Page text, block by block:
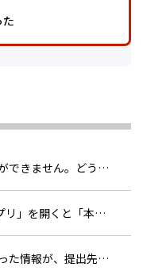
どうすればよいですか？
利用できません」と表示された画面で止...
ません。本人確認を中止の上、提出先へ確...